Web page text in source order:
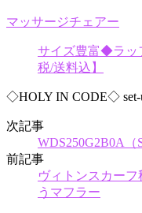
マッサージチェアー
サイズ豊富◆ラッ
税/送料込】
◇HOLY IN CODE◇ set-
次記事
WDS250G2B0A（
前記事
ヴィトンスカー
うマフラー